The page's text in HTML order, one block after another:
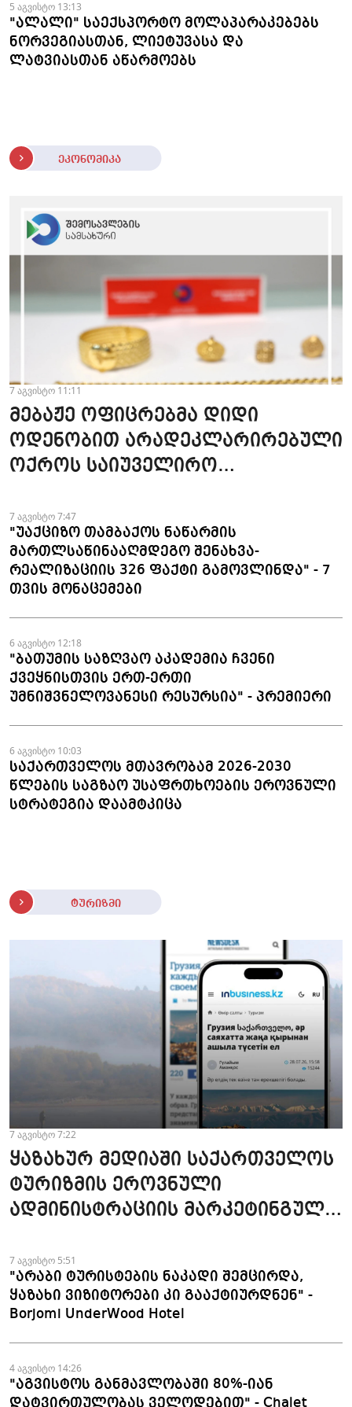
5 აგვისტო 13:13
"ალალი" საექსპორტო მოლაპარაკებებს
ნორვეგიასთან, ლიეტუვასა და
ლატვიასთან აწარმოებს
ეკონომიკა
7 აგვისტო 11:11
მებაჟე ოფიცრებმა დიდი
ოდენობით არადეკლარირებული
ოქროს საიუველირო
ფაქტები აღკვეთეს
7 აგვისტო 7:47
"უაქციზო თამბაქოს ნაწარმის
მართლსაწინააღმდეგო შენახვა-
რეალიზაციის 326 ფაქტი გამოვლინდა" - 7
თვის მონაცემები
6 აგვისტო 12:18
"ბათუმის საზღვაო აკადემია ჩვენი
ქვეყნისთვის ერთ-ერთი
უმნიშვნელოვანესი რესურსია" - პრემიერი
6 აგვისტო 10:03
საქართველოს მთავრობამ 2026-2030
წლების საგზაო უსაფრთხოების ეროვნული
სტრატეგია დაამტკიცა
ტურიზმი
7 აგვისტო 7:22
ყაზახურ მედიაში საქართველოს
ტურიზმის ეროვნული
ადმინისტრაციის მარკეტინგული
მომზადდა
7 აგვისტო 5:51
"არაბი ტურისტების ნაკადი შემცირდა,
ყაზახი ვიზიტორები კი გააქტიურდნენ" -
Borjomi UnderWood Hotel
4 აგვისტო 14:26
"აგვისტოს განმავლობაში 80%-იან
დატვირთულობას ველოდებით" - Chalet